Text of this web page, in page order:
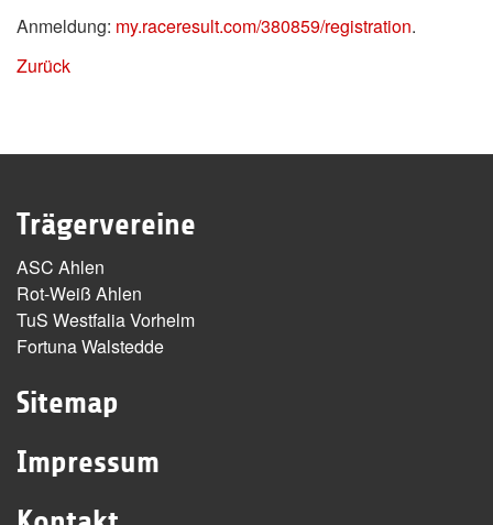
Anmeldung: my.raceresult.com/380859/registration.
Zurück
Trägervereine
ASC Ahlen
Rot-Weiß Ahlen
TuS Westfalia Vorhelm
Fortuna Walstedde
Sitemap
Impressum